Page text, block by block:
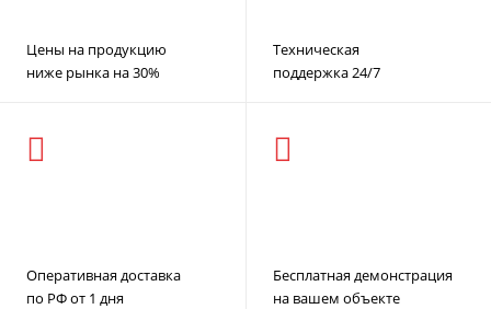
Цены на продукцию
ниже рынка на 30%
Техническая
поддержка 24/7
Оперативная доставка
по РФ от 1 дня
Бесплатная демонстрация
на вашем объекте